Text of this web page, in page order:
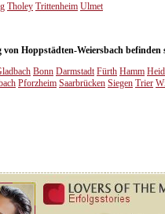
Tholey Trittenheim Ulmet
Hoppstädten-Weiersbach befinden
Bonn Darmstadt Fürth Hamm
Pforzheim Saarbrücken Siegen Trier